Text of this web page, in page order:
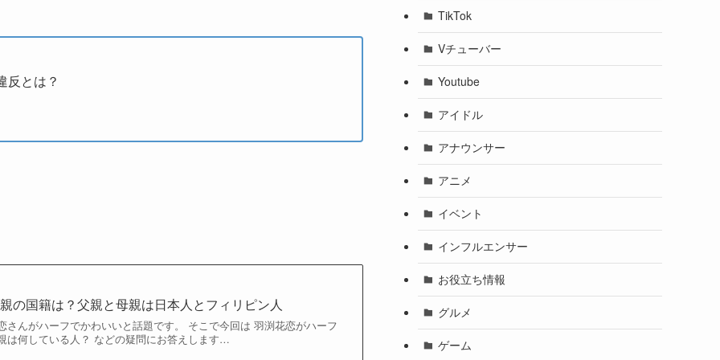
反とは？
の国籍は？父親と母親は日本人とフィリピン人
さんがハーフでかわいいと話題です。 そこで今回は 羽渕花恋がハーフ
は何している人？ などの疑問にお答えします…
TikTok
Vチューバー
Youtube
アイドル
アナウンサー
アニメ
イベント
インフルエンサー
お役立ち情報
グルメ
ゲーム